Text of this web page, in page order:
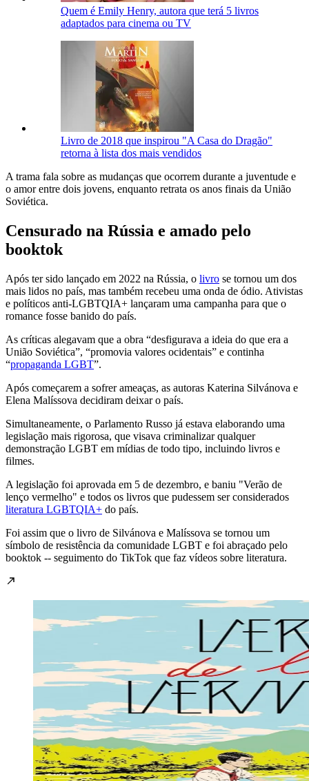
Quem é Emily Henry, autora que terá 5 livros
adaptados para cinema ou TV
Livro de 2018 que inspirou "A Casa do Dragão"
retorna à lista dos mais vendidos
A trama fala sobre as mudanças que ocorrem durante a juventude e
o amor entre dois jovens, enquanto retrata os anos finais da União
Soviética.
Censurado na Rússia e amado pelo
booktok
Após ter sido lançado em 2022 na Rússia, o livro se tornou um dos
mais lidos no país, mas também recebeu uma onda de ódio. Ativistas
e políticos anti-LGBTQIA+ lançaram uma campanha para que o
romance fosse banido do país.
As críticas alegavam que a obra “desfigurava a ideia do que era a
União Soviética”, “promovia valores ocidentais” e continha
“propaganda LGBT”.
Após começarem a sofrer ameaças, as autoras Katerina Silvánova e
Elena Malíssova decidiram deixar o país.
Simultaneamente, o Parlamento Russo já estava elaborando uma
legislação mais rigorosa, que visava criminalizar qualquer
demonstração LGBT em mídias de todo tipo, incluindo livros e
filmes.
A legislação foi aprovada em 5 de dezembro, e baniu "Verão de
lenço vermelho" e todos os livros que pudessem ser considerados
literatura LGBTQIA+ do país.
Foi assim que o livro de Silvánova e Malíssova se tornou um
símbolo de resistência da comunidade LGBT e foi abraçado pelo
booktok -- seguimento do TikTok que faz vídeos sobre literatura.